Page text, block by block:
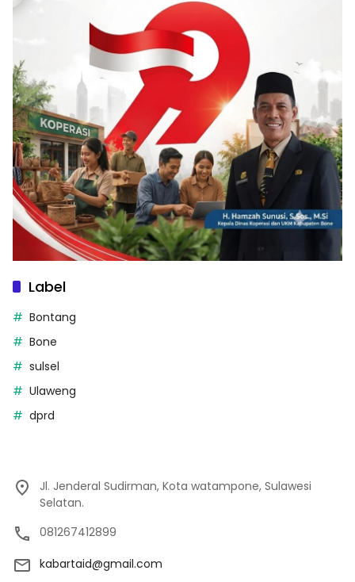
Label
Bontang
Bone
sulsel
Ulaweng
dprd
Jl. Jenderal Sudirman, Kota watampone, Sulawesi
Selatan.
081267412899
kabartaid@gmail.com